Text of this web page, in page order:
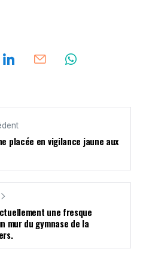
placée en vigilance jaune aux
une fresque
mur du gymnase de la